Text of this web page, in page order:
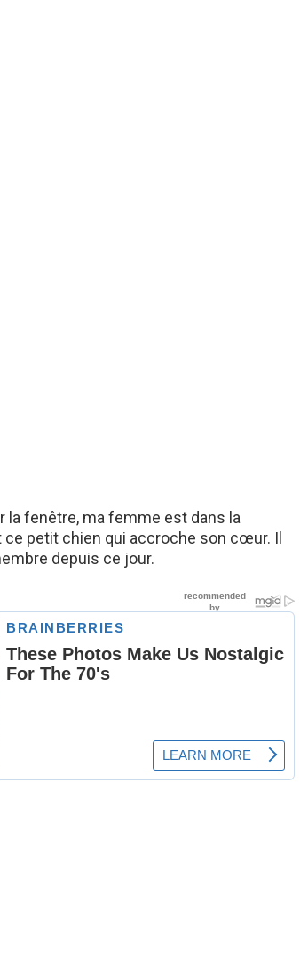
la fenêtre, ma femme est dans la
petit chien qui accroche son cœur. Il
depuis ce jour.